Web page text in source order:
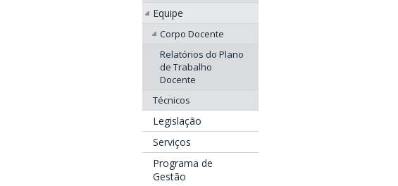
Equipe
Corpo Docente
Relatórios do Plano
de Trabalho
Docente
Técnicos
Legislação
Serviços
Programa de
Gestão